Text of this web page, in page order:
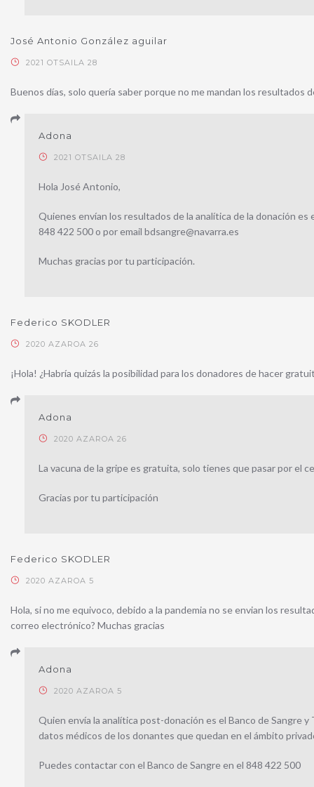
José Antonio González aguilar
2021 OTSAILA 28
Buenos días, solo quería saber porque no me mandan los resultados
Adona
2021 OTSAILA 28
Hola José Antonio,
Quienes envían los resultados de la analítica de la donación
848 422 500 o por email bdsangre@navarra.es
Muchas gracias por tu participación.
Federico SKODLER
2020 AZAROA 26
¡Hola! ¿Habría quizás la posibilidad para los donadores de hacer
Adona
2020 AZAROA 26
La vacuna de la gripe es gratuita, solo tienes que pasar por el
Gracias por tu participación
Federico SKODLER
2020 AZAROA 5
Hola, si no me equivoco, debido a la pandemia no se envian los
correo electrónico? Muchas gracias
Adona
2020 AZAROA 5
Quien envía la analítica post-donación es el Banco de Sangre
datos médicos de los donantes que quedan en el ámbito
Puedes contactar con el Banco de Sangre en el 848 422 500